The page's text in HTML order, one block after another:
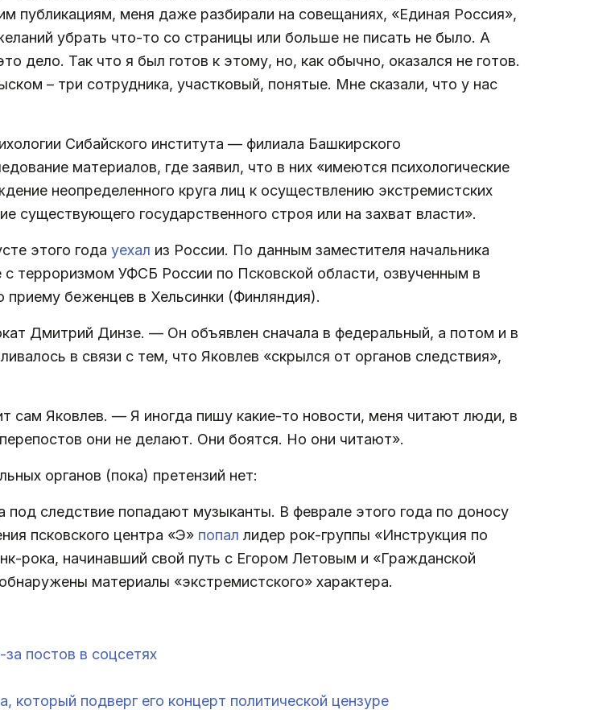
публикациям, меня даже разбирали на совещаниях, «Единая Россия»,
убрать что-то со страницы или больше не писать не было. А
дело. Так что я был готов к этому, но, как обычно, оказался не готов.
– три сотрудника, участковый, понятые. Мне сказали, что у нас
Сибайского института — филиала Башкирского
материалов, где заявил, что в них «имеются психологические
неопределенного круга лиц к осуществлению экстремистских
существующего государственного строя или на захват власти».
этого года уехал из России. По данным заместителя начальника
терроризмом УФСБ России по Псковской области, озвученным в
приему беженцев в Хельсинки (Финляндия).
Дмитрий Динзе. — Он объявлен сначала в федеральный, а потом и в
в связи с тем, что Яковлев «скрылся от органов следствия»,
сам Яковлев. — Я иногда пишу какие-то новости, меня читают люди, в
они не делают. Они боятся. Но они читают».
органов (пока) претензий нет:
следствие попадают музыканты. В феврале этого года по доносу
псковского центра «Э» попал лидер рок-группы «Инструкция по
рока, начинавший свой путь с Егором Летовым и «Гражданской
материалы «экстремистского» характера.
постов в соцсетях
подверг его концерт политической цензуре